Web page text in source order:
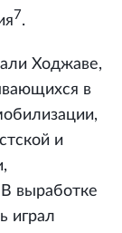
7.
Ходжаве,
в
и
выработке
играл